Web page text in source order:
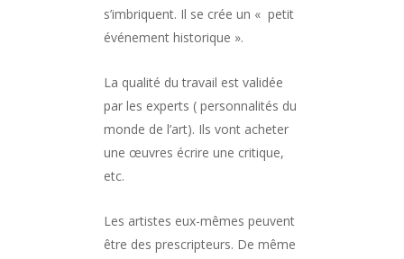
s’imbriquent. Il se crée un « petit
événement historique ».
La qualité du travail est validée
par les experts ( personnalités du
monde de l’art). Ils vont acheter
une œuvres écrire une critique,
etc.
Les artistes eux-mêmes peuvent
être des prescripteurs. De même